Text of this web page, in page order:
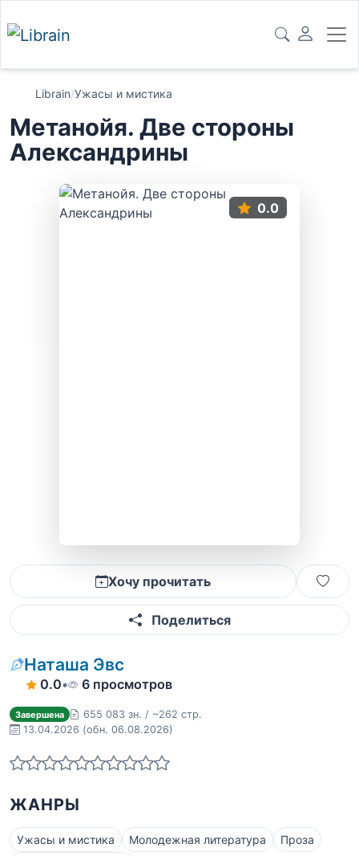
Librain/Ужасы и мистика
Метанойя. Две стороны
Александрины
0.0
Хочу прочитать
Поделиться
Наташа Эвс
0.0• 6 просмотров
Завершена
655 083 зн. / ~262 стр.
13.04.2026 (обн. 06.08.2026)
ЖАНРЫ
Ужасы и мистика Молодежная литература
Проза